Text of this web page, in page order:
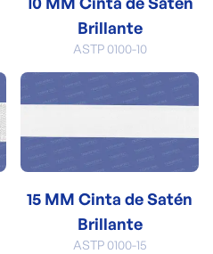
Brillante
ASTP 0100-10
15 MM Cinta de Satén
Brillante
ASTP 0100-15